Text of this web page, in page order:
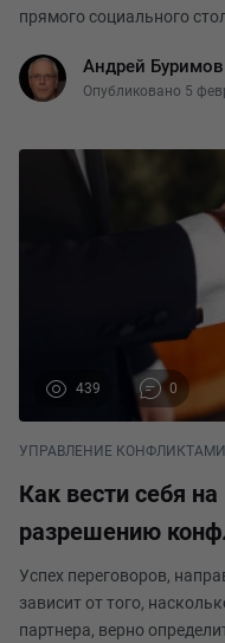
прямого социального
противоречии вАндрей Буримов
Опубликовано 5
439 0
УПРАВЛЕНИЕ КОНФЛИКТАМИ
Как вести себя
разрешению
Успех переговоров,
зависит от того,
партнера, верно